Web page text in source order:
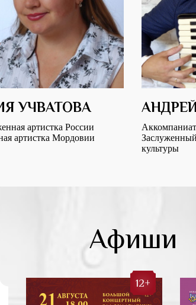
УЧВАТОВА
артистка России
артистка Мордовии
культуры
Афиши
12+